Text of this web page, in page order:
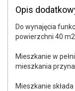
Opis
Do wynajęcia
powierzchni 40
Mieszkanie w
mieszkania
Mieszkanie składa